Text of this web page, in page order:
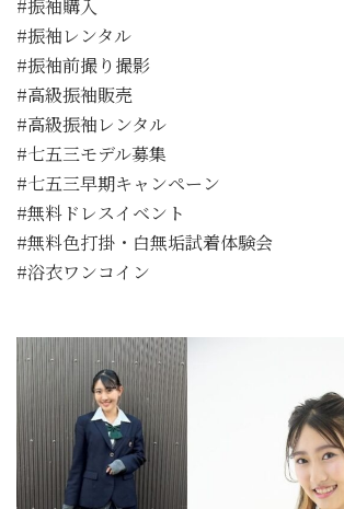
#振袖購入
#振袖レンタル
#振袖前撮り撮影
#高級振袖販売
#高級振袖レンタル
#七五三モデル募集
#七五三早期キャンペーン
#無料ドレスイベント
#無料色打掛・白無垢試着体験会
#浴衣ワンコイン